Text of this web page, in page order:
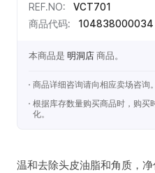
REF.NO:
VCT701
商品代码: 104838000034
本商品是 明洞店 商品。
商品详细咨询请向相应卖场咨询。
根据库存数量购买商品时，购买
化。
温和去除头皮油脂和角质，净